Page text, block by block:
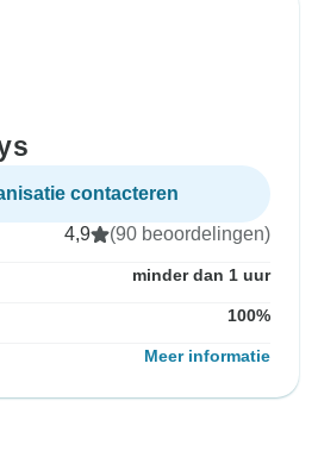
contacteren
4,9 (90 beoordelingen)
minder dan 1 uur
100%
Meer informatie